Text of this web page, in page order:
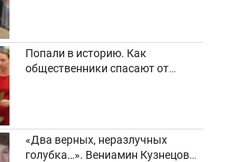
Попали в историю. Как
общественники спасают от
«Два верных, неразлучных
голубка…». Вениамин Кузнецов